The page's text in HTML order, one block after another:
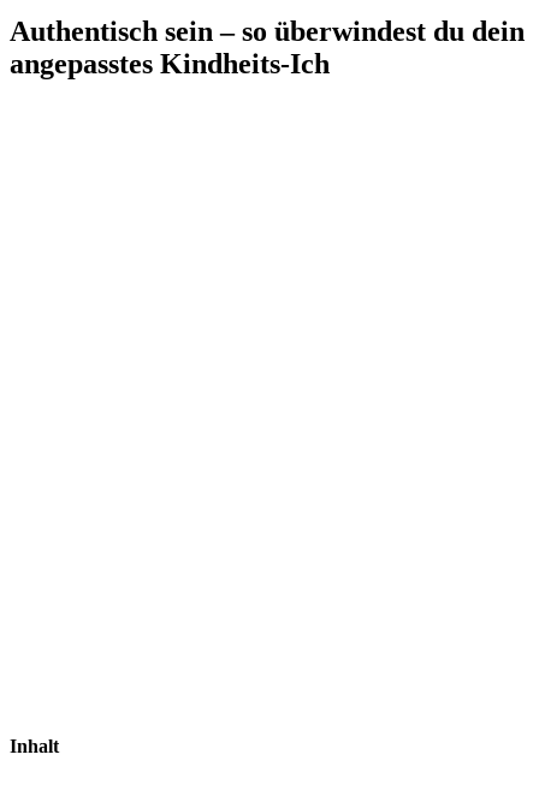
Authentisch sein – so überwindest du dein
angepasstes Kindheits-Ich
Inhalt